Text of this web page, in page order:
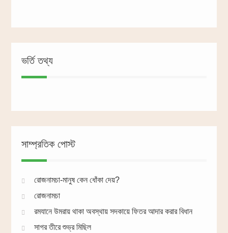
ভর্তি তথ্য
সাম্প্রতিক পোস্ট
রোজনামচা-মানুষ কেন ধোঁকা দেয়?
রোজনামচা
রমযানে উমরায় থাকা অবস্থায় সদকায়ে ফিতর আদার করার বিধান
সাগর তীরে শুভ্র মিছিল